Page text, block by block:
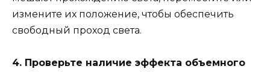
измените их положение, чтобы обеспечить
свободный проход света.
4. Проверьте наличие эффекта объемного